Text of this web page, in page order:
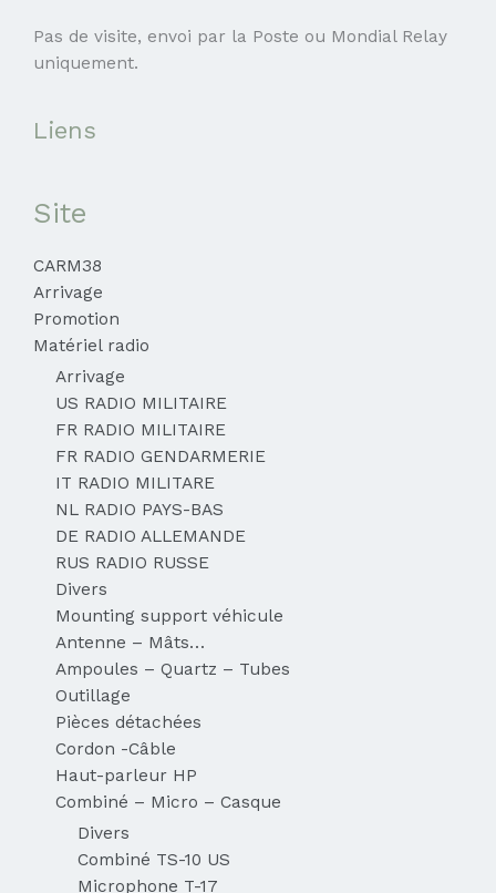
Pas de visite, envoi par la Poste ou Mondial Relay
uniquement.
Liens
Site
CARM38
Arrivage
Promotion
Matériel radio
Arrivage
US RADIO MILITAIRE
FR RADIO MILITAIRE
FR RADIO GENDARMERIE
IT RADIO MILITARE
NL RADIO PAYS-BAS
DE RADIO ALLEMANDE
RUS RADIO RUSSE
Divers
Mounting support véhicule
Antenne – Mâts…
Ampoules – Quartz – Tubes
Outillage
Pièces détachées
Cordon -Câble
Haut-parleur HP
Combiné – Micro – Casque
Divers
Combiné TS-10 US
Microphone T-17